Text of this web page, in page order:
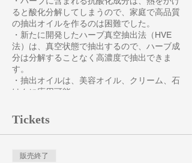
ると酸化分解してしまうので、家庭で高品質
の抽出オイルを作るのは困難でした。
・新たに開発したハーブ真空抽出法（HVE
法）は、真空状態で抽出するので、ハーブ成
分は分解することなく高濃度で抽出できま
す。
・抽出オイルは、美容オイル、クリーム、石
けんに応用可能。
※同日のカプセル蒸留にご参加の方、以前カ
Tickets
販売終了